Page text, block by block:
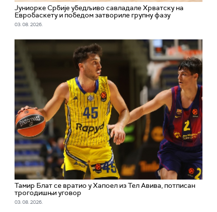
Јуниорке Србије убедљиво савладале Хрватску на
Евробаскету и победом затвориле групну фазу
03. 08. 2026.
Тамир Блат се вратио у Хапоел из Тел Авива, потписан
трогодишњи уговор
03. 08. 2026.